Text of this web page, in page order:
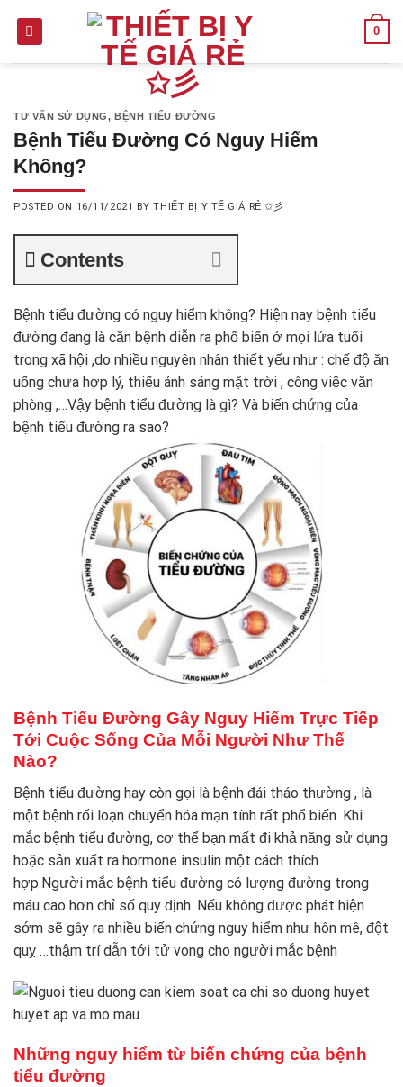
0
TƯ VẤN SỬ DỤNG, BỆNH TIỂU ĐƯỜNG
Bệnh Tiểu Đường Có Nguy Hiểm
Không?
POSTED ON 16/11/2021 BYTHIẾT BỊ Y TẾ GIÁ RẺ ✩彡
Contents
Bệnh tiểu đường có nguy hiểm không? Hiện nay bệnh tiểu
đường đang là căn bệnh diễn ra phổ biến ở mọi lứa tuổi
trong xã hội ,do nhiều nguyên nhân thiết yếu như : chế độ ăn
uống chưa hợp lý, thiếu ánh sáng mặt trời , công việc văn
phòng ,…Vậy bệnh tiểu đường là gì? Và biến chứng của
bệnh tiểu đường ra sao?
Bệnh Tiểu Đường Gây Nguy Hiểm Trực Tiếp
Tới Cuộc Sống Của Mỗi Người Như Thế
Nào?
Bệnh tiểu đường hay còn gọi là bệnh đái tháo thường , là
một bệnh rối loạn chuyển hóa mạn tính rất phổ biến. Khi
mắc bệnh tiểu đường, cơ thể bạn mất đi khả năng sử dụng
hoặc sản xuất ra hormone insulin một cách thích
hợp.Người mắc bệnh tiểu đường có lượng đường trong
máu cao hơn chỉ số quy định .Nếu không được phát hiện
sớm sẽ gây ra nhiều biến chứng nguy hiểm như hôn mê, đột
quỵ …thậm trí dẫn tới tử vong cho người mắc bệnh
Những nguy hiểm từ biến chứng của bệnh
tiểu đường